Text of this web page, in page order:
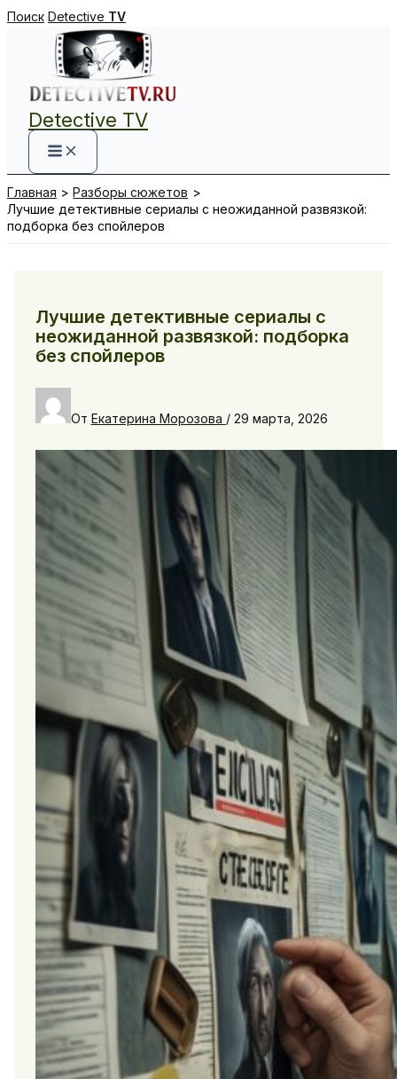
Перейти
содержимому
Поиск Detective TV
Detective TV
Главная
Разборы сюжетов
Лучшие детективные сериалы с неожиданной развязкой:
подборка без спойлеров
Лучшие детективные сериалы с
неожиданной развязкой: подборка
без спойлеров
От Екатерина Морозова / 29 марта, 2026